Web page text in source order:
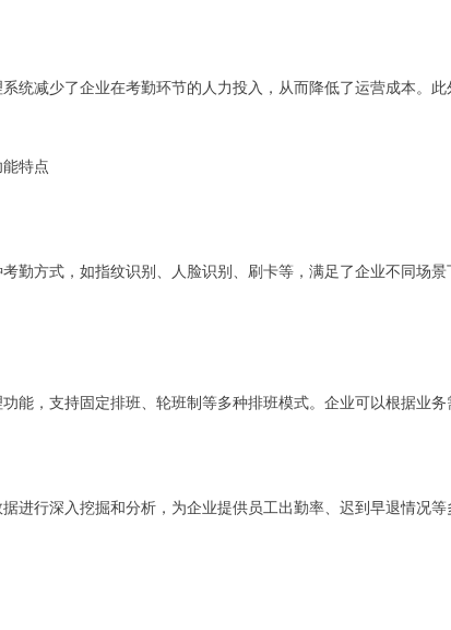
统减少了企业在考勤环节的人力投入，从而降低了运营成本。
能特点
勤方式，如指纹识别、人脸识别、刷卡等，满足了企业不同场
能，支持固定排班、轮班制等多种排班模式。企业可以根据业
进行深入挖掘和分析，为企业提供员工出勤率、迟到早退情况